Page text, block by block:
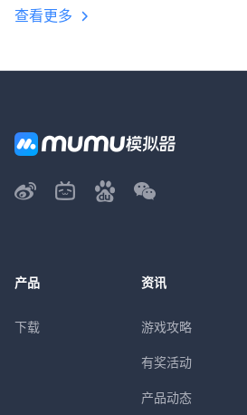
查看更多
产品
下载
资讯
游戏攻略
有奖活动
产品动态